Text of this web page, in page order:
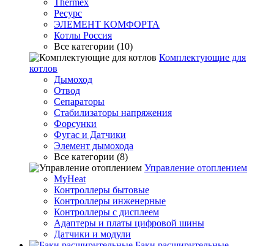
Thermex
Ресурс
ЭЛЕМЕНТ КОМФОРТА
Котлы Россия
Все категории (10)
Комплектующие для
котлов
Дымоход
Отвод
Сепараторы
Стабилизаторы напряжения
Форсунки
Фугас и Датчики
Элемент дымохода
Все категории (8)
Управление отоплением
MyHeat
Контроллеры бытовые
Контроллеры инженерные
Контроллеры с дисплеем
Адаптеры и платы цифровой шины
Датчики и модули